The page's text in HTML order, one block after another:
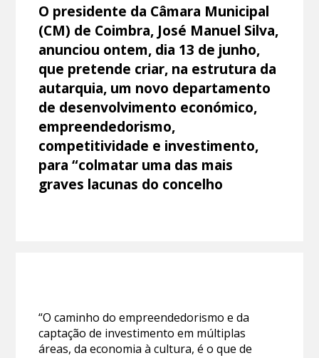
O presidente da Câmara Municipal
(CM) de Coimbra, José Manuel Silva,
anunciou ontem, dia 13 de junho,
que pretende criar, na estrutura da
autarquia, um novo departamento
de desenvolvimento económico,
empreendedorismo,
competitividade e investimento,
para “colmatar uma das mais
graves lacunas do concelho
“O caminho do empreendedorismo e da
captação de investimento em múltiplas
áreas, da economia à cultura, é o que de